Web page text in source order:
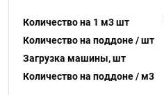
Количество на 1 м3 шт
Количество на поддоне / шт
Загрузка машины, шт
Количество на поддоне / м3